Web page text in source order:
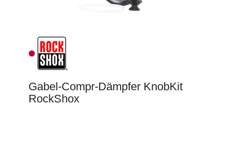
Gabel-Compr-Dämpfer KnobKit
RockShox